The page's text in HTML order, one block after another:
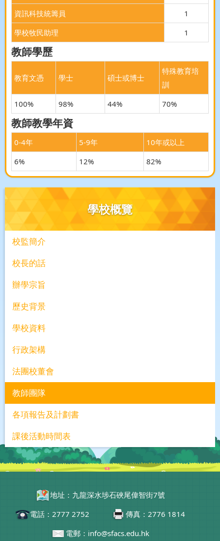
資訊科技統籌員
1
學校牧民助理
1
教師學歷
教育文憑 學士 碩士或博士
特殊教育培
訓
100%
98% 44% 70%
教師教學年資
0-4年 5-9年
10年或以上
6%
12% 82%
學校概覽
校監簡介
校長的話
辦學宗旨
歷史背景
學校資料
行政架構
法團校董會
教師團隊
各項報告及計劃書
課後活動時間表
地址：九龍深水埗石硤尾偉智街7號
電話：2777 2752
傳真：2776 1814
電郵：info@sfacs.edu.hk